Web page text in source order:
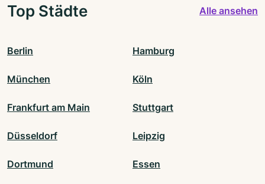
Top Städte Alle ansehen
Berlin Hamburg
München Köln
Frankfurt am Main Stuttgart
Düsseldorf Leipzig
Dortmund Essen